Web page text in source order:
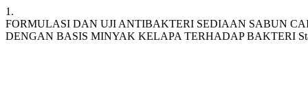
1.
FORMULASI DAN UJI ANTIBAKTERI SEDIAAN SABUN
DENGAN BASIS MINYAK KELAPA TERHADAP BAKTERI